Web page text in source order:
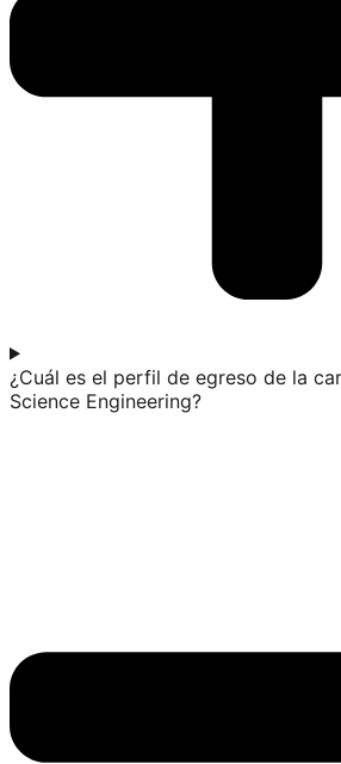
¿Cuál es el perfil de egreso de la
Science Engineering?